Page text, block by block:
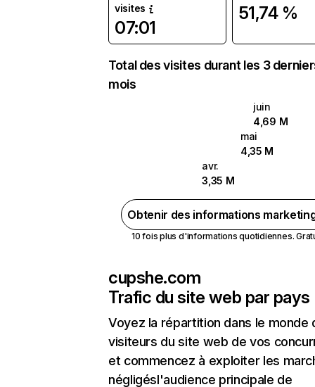
visites
07:01
51,74 %
Total des visites durant les 3
mois
juin
4,69 M
mai
4,35 M
avr.
3,35 M
Obtenir des informations
10 fois plus d'informations quotidiennes.
cupshe.com
Trafic du site web par pays
Voyez la répartition dans le monde
visiteurs du site web de vos
et commencez à exploiter les
négligésl'audience principale de